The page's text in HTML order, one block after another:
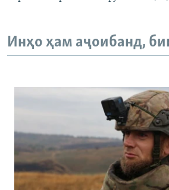
Инҳо ҳам аҷоибанд,